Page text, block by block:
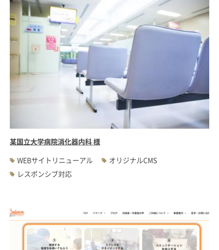
某国立大学病院消化器内科 様
WEBサイトリニューアル
オリジナルCMS
レスポンシブ対応